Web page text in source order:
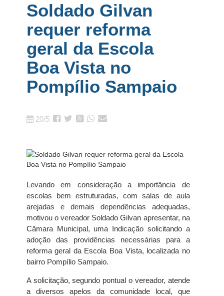
Soldado Gilvan
requer reforma
geral da Escola
Boa Vista no
Pompílio Sampaio
20/5
Levando em consideração a importância de
escolas bem estruturadas, com salas de aula
arejadas e demais dependências adequadas,
motivou o vereador Soldado Gilvan apresentar, na
Câmara Municipal, uma Indicação solicitando a
adoção das providências necessárias para a
reforma geral da Escola Boa Vista, localizada no
bairro Pompílio Sampaio.
A solicitação, segundo pontual o vereador, atende
a diversos apelos da comunidade local, que